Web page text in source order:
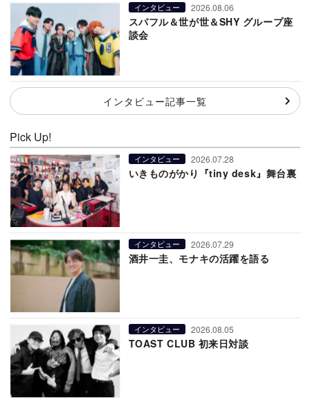
インタビュー 2026.08.06
スパフル＆世が世＆SHY グループ座
談会
インタビュー記事一覧
Pick Up!
インタビュー 2026.07.28
いきものがかり『tiny desk』舞台裏
インタビュー 2026.07.29
酒井一圭、モナキの活躍を語る
インタビュー 2026.08.05
TOAST CLUB 初来日対談